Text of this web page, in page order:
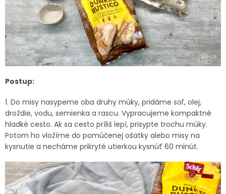
Postup:
1. Do misy nasypeme oba druhy múky, pridáme soľ, olej,
droždie, vodu, semienka a rascu. Vypracujeme kompaktné
hladké cesto. Ak sa cesto príliš lepí, prisypte trochu múky.
Potom ho vložíme do pomúčenej ošatky alebo misy na
kysnutie a necháme prikryté utierkou kysnúť 60 minút.